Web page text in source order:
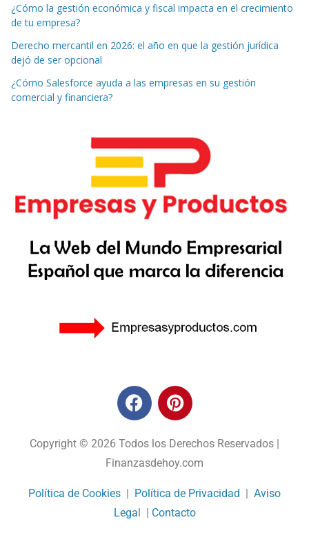
¿Cómo la gestión económica y fiscal impacta en el crecimiento
de tu empresa?
Derecho mercantil en 2026: el año en que la gestión jurídica
dejó de ser opcional
¿Cómo Salesforce ayuda a las empresas en su gestión
comercial y financiera?
Copyright © 2026 Todos los Derechos Reservados |
Finanzasdehoy.com
Política de Cookies | Política de Privacidad | Aviso
Legal | Contacto